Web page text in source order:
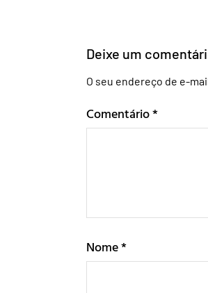
Deixe um
O seu endereço de e-
Comentário*
Nome*